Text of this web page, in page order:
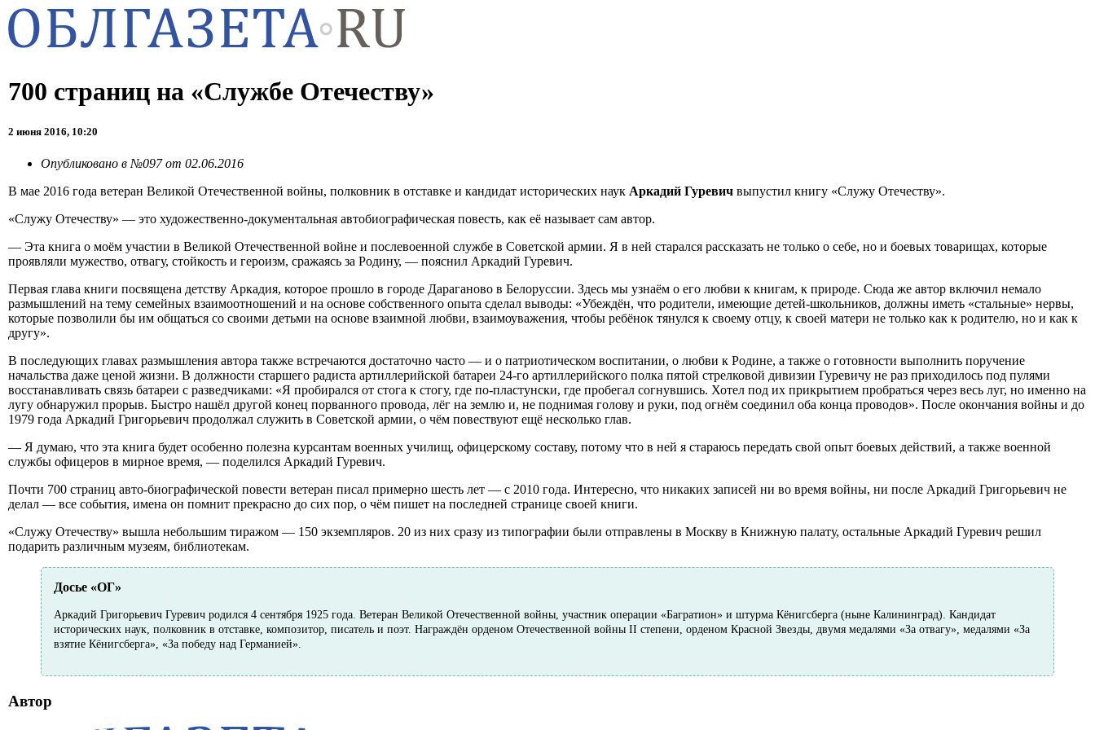
700 страниц на «Службе Отечеству»
2 июня 2016, 10:20
Опубликовано в №097 от 02.06.2016
В мае 2016 года ветеран Великой Отечественной войны, полковник в отставке и кандидат исторических наук Аркадий Гуревич выпустил книгу «Служу Отечеству».
«Служу Отечеству» — это художественно-документальная автобиографическая повесть, как её называет сам автор.
— Эта книга о моём участии в Великой Отечественной войне и послевоенной службе в Советской армии. Я в ней старался рассказать не только о себе, но и боевых товарищах, которые
проявляли мужество, отвагу, стойкость и героизм, сражаясь за Родину, — пояснил Аркадий Гуревич.
Первая глава книги посвящена детству Аркадия, которое прошло в городе Дараганово в Белоруссии. Здесь мы узнаём о его любви к книгам, к природе. Сюда же автор включил немало
размышлений на тему семейных взаимоотношений и на основе собственного опыта сделал выводы: «Убеждён, что родители, имеющие детей-школьников, должны иметь «стальные» нервы,
которые позволили бы им общаться со своими детьми на основе взаимной любви, взаимоуважения, чтобы ребёнок тянулся к своему отцу, к своей матери не только как к родителю, но и как к
другу».
В последующих главах размышления автора также встречаются достаточно часто — и о патриотическом воспитании, о любви к Родине, а также о готовности выполнить поручение
начальства даже ценой жизни. В должности старшего радиста артиллерийской батареи 24-го артиллерийского полка пятой стрелковой дивизии Гуревичу не раз приходилось под пулями
восстанавливать связь батареи с разведчиками: «Я пробирался от стога к стогу, где по-пластунски, где пробегал согнувшись. Хотел под их прикрытием пробраться через весь луг, но именно на
лугу обнаружил прорыв. Быстро нашёл другой конец порванного провода, лёг на землю и, не поднимая голову и руки, под огнём соединил оба конца проводов». После окончания войны и до
1979 года Аркадий Григорьевич продолжал служить в Советской армии, о чём повествуют ещё несколько глав.
— Я думаю, что эта книга будет особенно полезна курсантам военных училищ, офицерскому составу, потому что в ней я стараюсь передать свой опыт боевых действий, а также военной
службы офицеров в мирное время, — поделился Аркадий Гуревич.
Почти 700 страниц авто-биографической повести ветеран писал примерно шесть лет — с 2010 года. Интересно, что никаких записей ни во время войны, ни после Аркадий Григорьевич не
делал — все события, имена он помнит прекрасно до сих пор, о чём пишет на последней странице своей книги.
«Служу Отечеству» вышла небольшим тиражом — 150 экземпляров. 20 из них сразу из типографии были отправлены в Москву в Книжную палату, остальные Аркадий Гуревич решил
подарить различным музеям, библиотекам.
Досье «ОГ»
Аркадий Григорьевич Гуревич родился 4 сентября 1925 года. Ветеран Великой Отечественной войны, участник операции «Багратион» и штурма Кёнигсберга (ныне Калининград). Кандидат
исторических наук, полковник в отставке, композитор, писатель и поэт. Награждён орденом Отечественной войны II степени, орденом Красной Звезды, двумя медалями «За отвагу», медалями «За
взятие Кёнигсберга», «За победу над Германией».
Автор